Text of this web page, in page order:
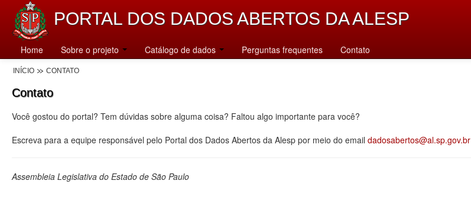
PORTAL DOS DADOS ABERTOS DA ALESP
Home Sobre o projeto Catálogo de dados Perguntas frequentes Contato
INÍCIO CONTATO
Contato
Você gostou do portal? Tem dúvidas sobre alguma coisa? Faltou algo importante para você?
Escreva para a equipe responsável pelo Portal dos Dados Abertos da Alesp por meio do email dadosabertos@al.sp.gov.br
Assembleia Legislativa do Estado de São Paulo